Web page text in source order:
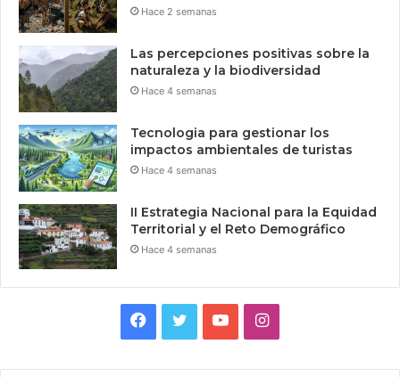
Hace 2 semanas
Las percepciones positivas sobre la
naturaleza y la biodiversidad
Hace 4 semanas
Tecnologia para gestionar los
impactos ambientales de turistas
Hace 4 semanas
II Estrategia Nacional para la Equidad
Territorial y el Reto Demográfico
Hace 4 semanas
Facebook
TwitterYouTubeInstagram